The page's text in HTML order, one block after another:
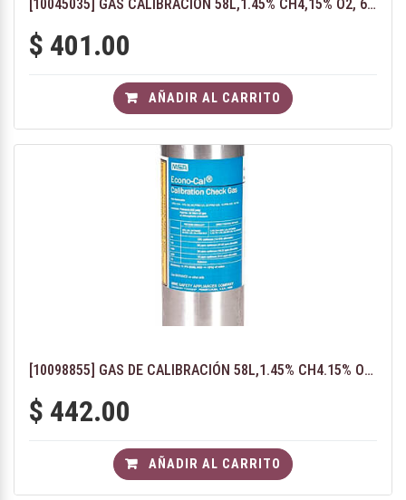
[10045035] GAS CALIBRACIÓN 58L,1.45% CH4,15% O2, 60 PPM CO, 20 H2S
$ 401.00
AÑADIR AL CARRITO
[10098855] GAS DE CALIBRACIÓN 58L,1.45% CH4.15% O2, 60 PPM CO, 20 H2S, 10 PPM SO2
$ 442.00
AÑADIR AL CARRITO